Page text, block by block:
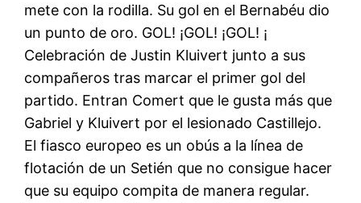
mete con la rodilla. Su gol en el Bernabéu dio
un punto de oro. GOL! ¡GOL! ¡GOL! ¡
Celebración de Justin Kluivert junto a sus
compañeros tras marcar el primer gol del
partido. Entran Comert que le gusta más que
Gabriel y Kluivert por el lesionado Castillejo.
El fiasco europeo es un obús a la línea de
flotación de un Setién que no consigue hacer
que su equipo compita de manera regular.